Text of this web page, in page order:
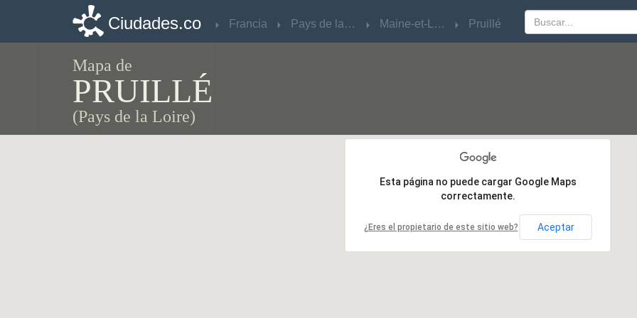
Ciudades.co Francia Pays de la Loire Maine-et-Loire Pruillé
Mapa de
PRUILLÉ
(Pays de la Loire)
Esta página no puede cargar Google Maps
correctamente.
¿Eres el propietario de este sitio web? Aceptar
Esta página no puede cargar Google Maps
correctamente.
¿Eres el propietario de este sitio web? Aceptar
Ciudades.co Francia Pays de la Loire Maine-et-Loire Pruillé